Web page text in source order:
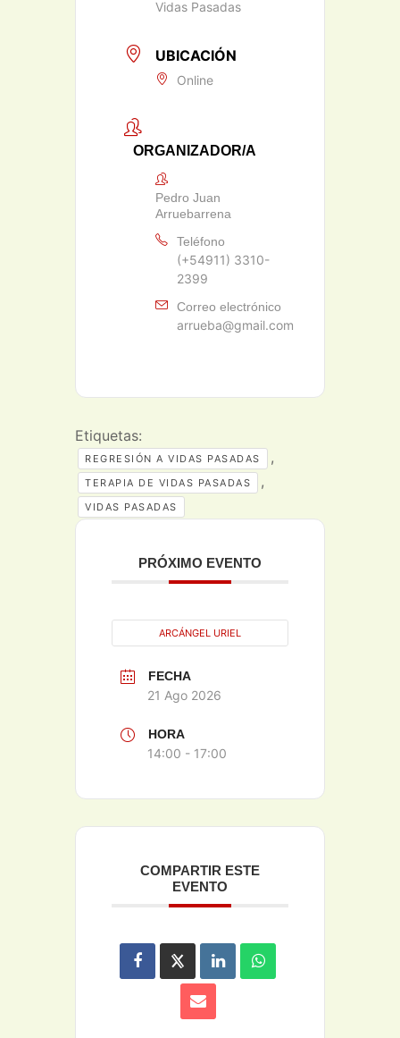
Vidas Pasadas
UBICACIÓN
Online
ORGANIZADOR/A
Pedro Juan
Arruebarrena
Teléfono
(+54911) 3310-
2399
Correo electrónico
arrueba@gmail.com
Etiquetas:
REGRESIÓN A VIDAS PASADAS ,
TERAPIA DE VIDAS PASADAS ,
VIDAS PASADAS
PRÓXIMO EVENTO
ARCÁNGEL URIEL
FECHA
21 Ago 2026
HORA
14:00 - 17:00
COMPARTIR ESTE
EVENTO